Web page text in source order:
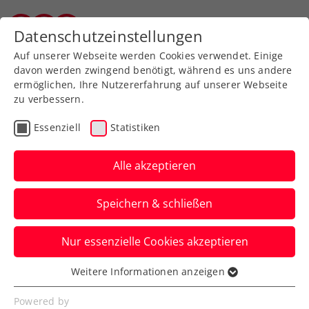
Verantwortliche im Kids-
Bereich
Sebastian Url
Cheftrainer Kids + U12
Datenschutzeinstellungen
Auf unserer Webseite werden Cookies verwendet. Einige
davon werden zwingend benötigt, während es uns andere
ermöglichen, Ihre Nutzererfahrung auf unserer Webseite
zu verbessern.
Essenziell Statistiken
Alle akzeptieren
Speichern & schließen
Nur essenzielle Cookies akzeptieren
Essenziell
Essenzielle Cookies werden für grundlegende
Weitere Informationen anzeigen
Powered by